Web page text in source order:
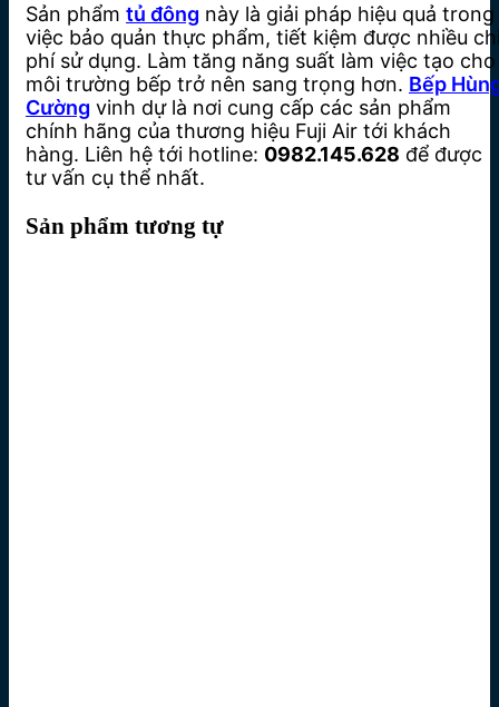
Sản phẩm tủ đông này là giải pháp hiệu quả trong
việc bảo quản thực phẩm, tiết kiệm được nhiều
phí sử dụng. Làm tăng năng suất làm việc tạo cho
môi trường bếp trở nên sang trọng hơn. Bếp
Cường vinh dự là nơi cung cấp các sản phẩm
chính hãng của thương hiệu Fuji Air tới khách
hàng. Liên hệ tới hotline: 0982.145.628 để được
tư vấn cụ thể nhất.
Sản phẩm tương tự